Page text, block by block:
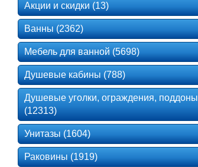
Акции и скидки (13)
Ванны (2362)
Мебель для ванной (5698)
Душевые кабины (788)
Душевые уголки, ограждения, поддоны
(12313)
Унитазы (1604)
Раковины (1919)